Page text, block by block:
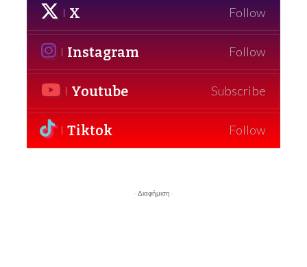
X Follow
Instagram Follow
Youtube Subscribe
Tiktok Follow
- Διαφήμιση -